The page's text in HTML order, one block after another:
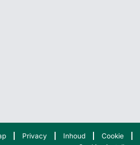
Privacy Inhoud
Cookie